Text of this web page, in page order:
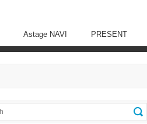
Astage NAVI PRESENT